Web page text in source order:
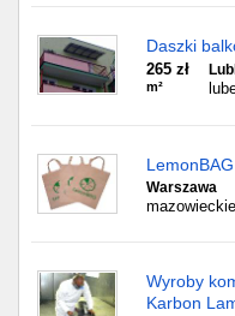
Daszki
265 zł
m²
Warszawa
mazowieckie
Wyroby
Karbon